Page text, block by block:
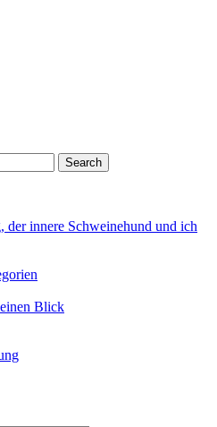
schnellen Rezepten
Search
der innere Schweinehund und ich
Blick